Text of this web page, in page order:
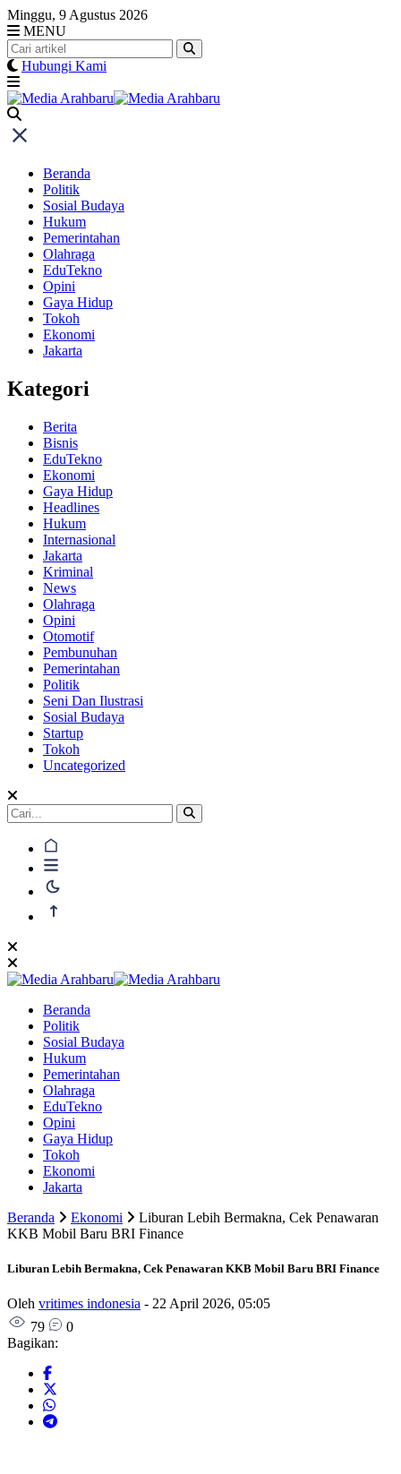
Skip
to
content
Minggu, 9 Agustus 2026
MENU
Hubungi Kami
Beranda
Politik
Sosial Budaya
Hukum
Pemerintahan
Olahraga
EduTekno
Opini
Gaya Hidup
Tokoh
Ekonomi
Jakarta
Kategori
Berita
Bisnis
EduTekno
Ekonomi
Gaya Hidup
Headlines
Hukum
Internasional
Jakarta
Kriminal
News
Olahraga
Opini
Otomotif
Pembunuhan
Pemerintahan
Politik
Seni Dan Ilustrasi
Sosial Budaya
Startup
Tokoh
Uncategorized
Beranda
Politik
Sosial Budaya
Hukum
Pemerintahan
Olahraga
EduTekno
Opini
Gaya Hidup
Tokoh
Ekonomi
Jakarta
Beranda
Ekonomi
Liburan Lebih Bermakna, Cek Penawaran
KKB Mobil Baru BRI Finance
Liburan Lebih Bermakna, Cek Penawaran KKB Mobil Baru BRI Finance
Oleh vritimes indonesia - 22 April 2026, 05:05
79
0
Bagikan: